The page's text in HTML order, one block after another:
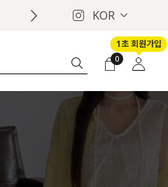
KOR
0
1초 회원가입
회원가입
마이페이지